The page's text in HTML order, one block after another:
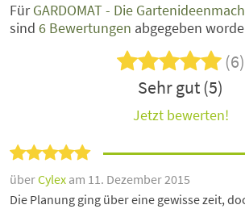
FürGARDOMAT - Die
sind 6 Bewertungen abgegeben
(6)
Sehr gut (5)
Jetzt bewerten!
überCylex am 11. Dezember 2015
Die Planung ging über eine gewisse zeit,